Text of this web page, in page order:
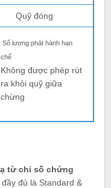
Quỹ đóng
Số lượng phát hành hạn
chế
Không được phép rút
ra khỏi quỹ giữa
chừng
từ chỉ số chứng
đầy đủ là Standard &